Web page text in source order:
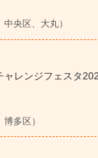
央区、大丸）
レンジフェスタ
多区）